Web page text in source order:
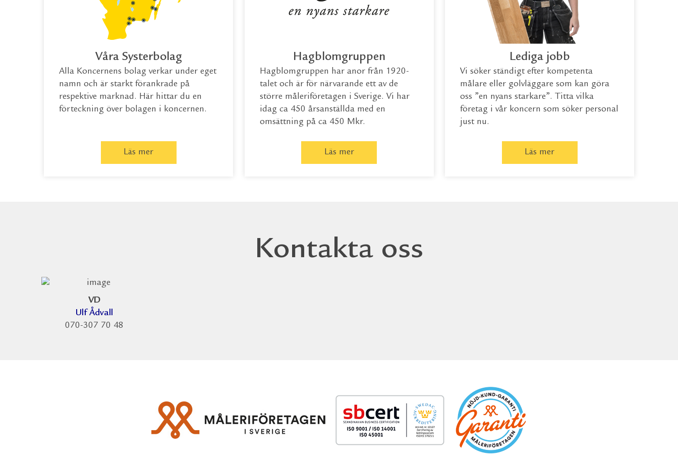
Våra Systerbolag
Alla Koncernens bolag verkar under eget
namn och är starkt förankrade på
respektive marknad. Här hittar du en
förteckning över bolagen i koncernen.
Läs mer
Hagblomgruppen
Hagblomgruppen har anor från 1920-
talet och är för närvarande ett av de
större måleriföretagen i Sverige. Vi har
idag ca 450 årsanställda med en
omsättning på ca 450 Mkr.
Läs mer
Lediga jobb
Vi söker ständigt efter kompetenta
målare eller golvläggare som kan göra
oss ”en nyans starkare”. Titta vilka
företag i vår koncern som söker personal
just nu.
Läs mer
Kontakta oss
VD
Ulf Ådvall
070-307 70 48